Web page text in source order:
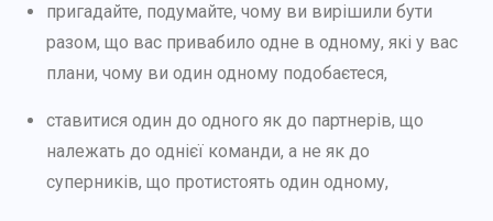
пригадайте, подумайте, чому ви вирішили бути
разом, що вас привабило одне в одному, які у вас
плани, чому ви один одному подобаєтеся,
ставитися один до одного як до партнерів, що
належать до однієї команди, а не як до
суперників, що протистоять один одному,